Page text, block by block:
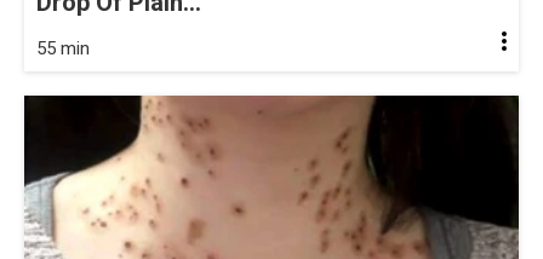
55 min